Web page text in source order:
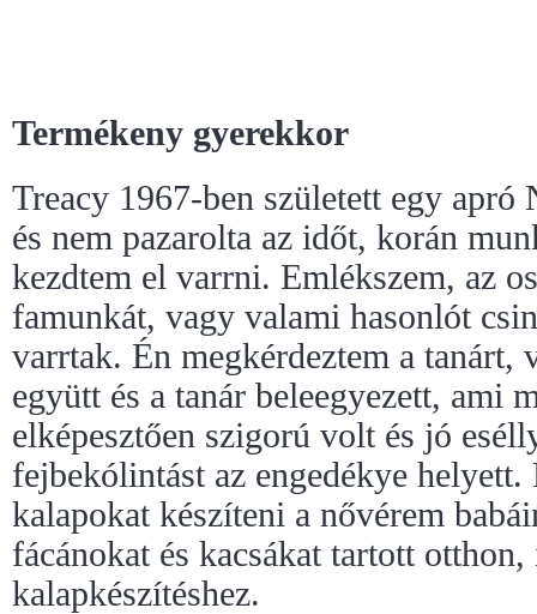
Termékeny gyerekkor
Treacy 1967-ben született egy
és nem pazarolta az időt, korán
kezdtem el varrni. Emlékszem, az
famunkát, vagy valami hasonlót
varrtak. Én megkérdeztem a tanárt,
együtt és a tanár beleegyezett, ami
elképesztően szigorú volt és jó
fejbekólintást az engedékye helyett.
kalapokat készíteni a nővérem
fácánokat és kacsákat tartott
kalapkészítéshez.